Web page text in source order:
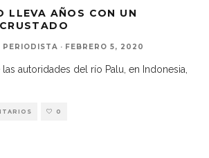
LLEVA AÑOS CON UN
· FEBRERO 5, 2020
autoridades del río Palu, en Indonesia,
0